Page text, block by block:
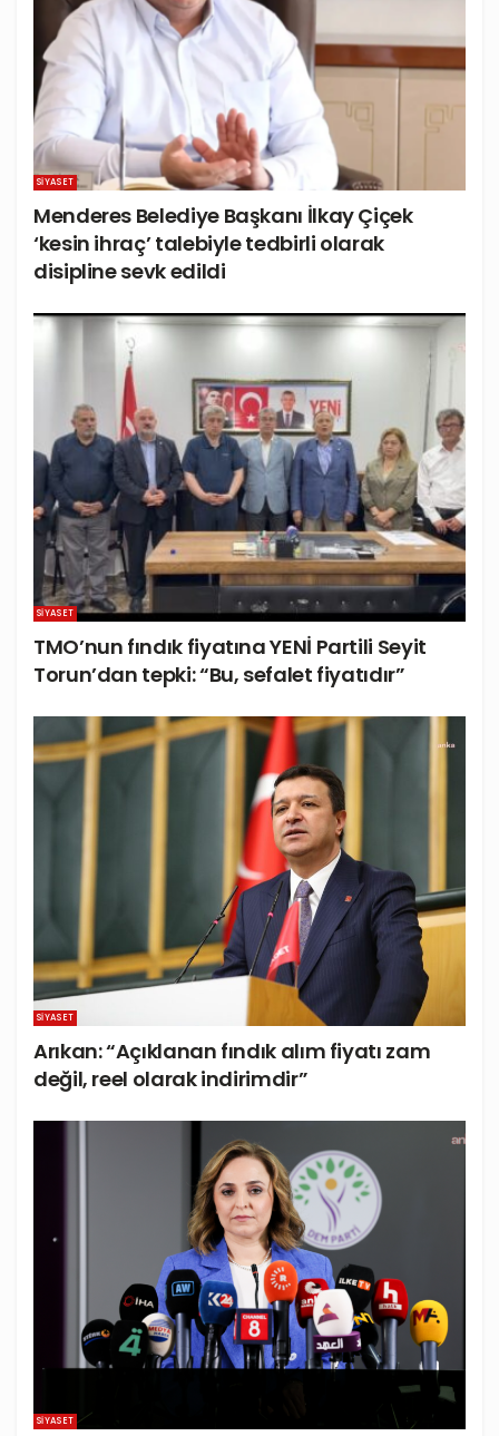
SIYASET
Menderes Belediye Başkanı İlkay Çiçek
‘kesin ihraç’ talebiyle tedbirli olarak
disipline sevk edildi
SIYASET
TMO’nun fındık fiyatına YENİ Partili Seyit
Torun’dan tepki: “Bu, sefalet fiyatıdır”
SIYASET
Arıkan: “Açıklanan fındık alım fiyatı zam
değil, reel olarak indirimdir”
SIYASET